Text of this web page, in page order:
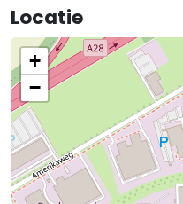
Locatie
+
−